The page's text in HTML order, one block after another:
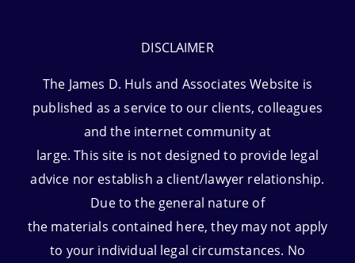
DISCLAIMER
The James D. Huls and Associates Website is
published as a service to our clients, colleagues
and the internet community at
large. This site is not designed to provide legal
advice nor establish a client/lawyer relationship.
Due to the general nature of
the materials contained here, they may not apply
to your individual legal circumstances. No